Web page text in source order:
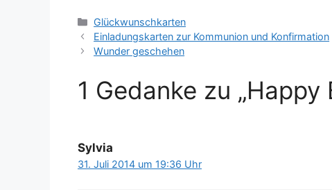
Kategorien
Glückwunschkarten
Einladungskarten zur Kommunion und Konfirmation
Wunder geschehen
1 Gedanke zu „Happy
Sylvia
31. Juli 2014 um 19:36 Uhr